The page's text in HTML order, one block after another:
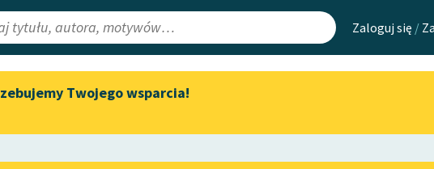
Zaloguj się /
Lektury
Aktualności
Zapraszamy na spotkanie
literatury skandynawskiej
Mapa Wolnych Lektur
Leśmianator
Twojego wsparcia!